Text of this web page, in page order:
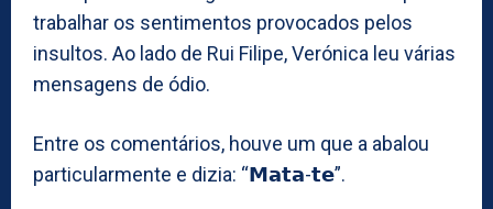
trabalhar os sentimentos provocados pelos
insultos. Ao lado de Rui Filipe, Verónica leu várias
mensagens de ódio.
Entre os comentários, houve um que a abalou
particularmente e dizia: “𝗠𝗮𝘁𝗮-𝘁𝗲”.